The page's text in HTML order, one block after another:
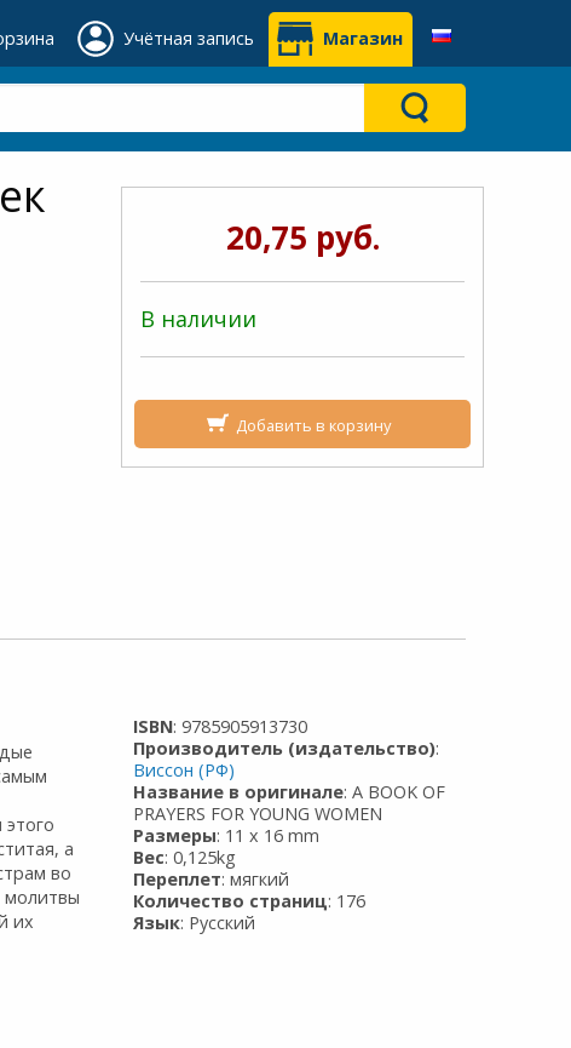
Учётная запись Магазин
20,75 руб.
В наличии
Добавить в корзину
а
во
молитвы
их
ISBN: 9785905913730
Производитель (издательство):
Виссон (РФ)
Название в оригинале: A BOOK OF
PRAYERS FOR YOUNG WOMEN
Размеры: 11 x 16 mm
Вес: 0,125kg
Переплет: мягкий
Количество страниц: 176
Язык: Русский